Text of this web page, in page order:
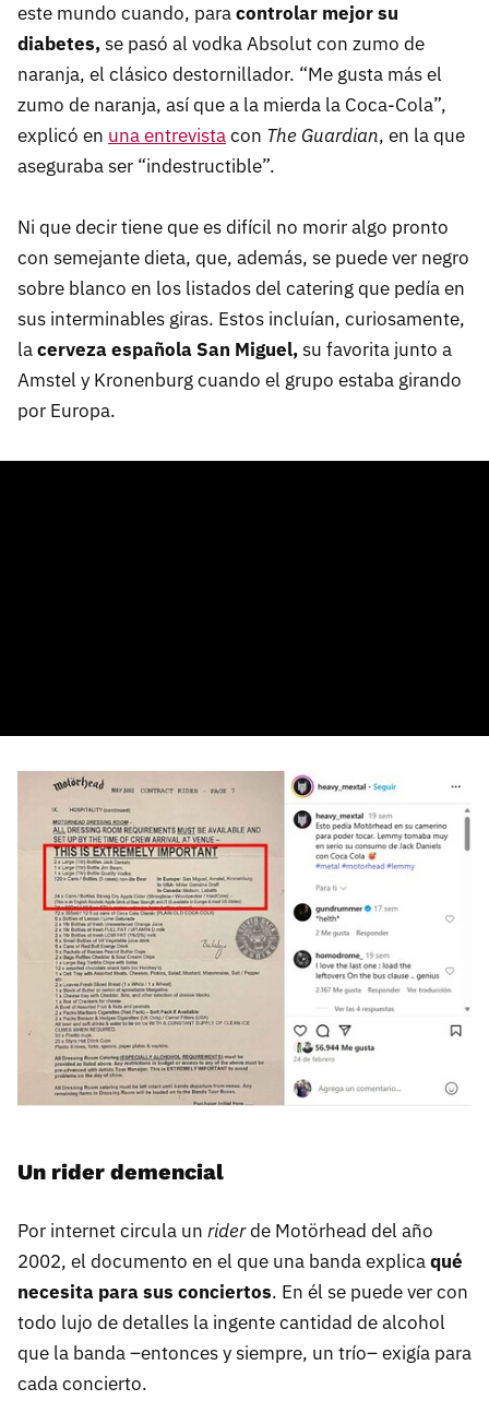
este mundo cuando, paracontrolar mejor su
diabetes,se pasó al vodka Absolut con zumo de
naranja, el clásico destornillador. “Me gusta más el
zumo de naranja, así que a la mierda la Coca-Cola”,
explicó en una entrevistacon The Guardian, en la que
aseguraba ser “indestructible”.
Ni que decir tiene que es difícil no morir algo pronto
con semejante dieta, que, además, se puede ver negro
sobre blanco en los listados del catering que pedía en
sus interminables giras. Estos incluían, curiosamente,
lacerveza española San Miguel,su favorita junto a
Amstel y Kronenburg cuando el grupo estaba girando
por Europa.
Un rider demencial
Por internet circula un riderde Motörhead del año
2002, el documento en el que una banda explicaqué
necesita para sus conciertos. En él se puede ver con
todo lujo de detalles la ingente cantidad de alcohol
que la banda –entonces y siempre, un trío– exigía para
cada concierto.